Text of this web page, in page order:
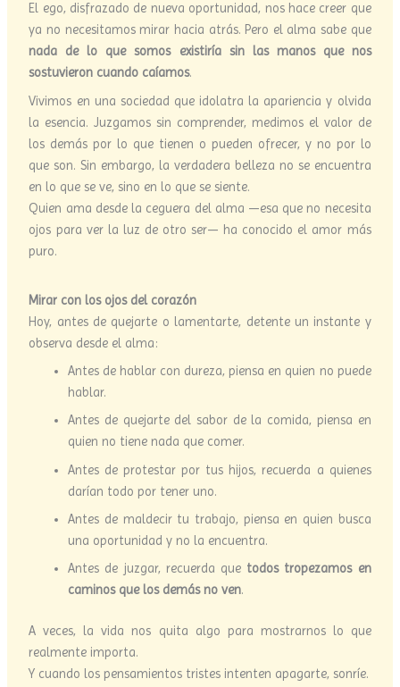
El ego, disfrazado de nueva oportunidad, nos hace creer que
ya no necesitamos mirar hacia atrás. Pero el alma sabe que
nada de lo que somos existiría sin las manos que nos
sostuvieron cuando caíamos.
Vivimos en una sociedad que idolatra la apariencia y olvida
la esencia. Juzgamos sin comprender, medimos el valor de
los demás por lo que tienen o pueden ofrecer, y no por lo
que son. Sin embargo, la verdadera belleza no se encuentra
en lo que se ve, sino en lo que se siente.
Quien ama desde la ceguera del alma —esa que no necesita
ojos para ver la luz de otro ser— ha conocido el amor más
puro.
Mirar con los ojos del corazón
Hoy, antes de quejarte o lamentarte, detente un instante y
observa desde el alma:
Antes de hablar con dureza, piensa en quien no puede
hablar.
Antes de quejarte del sabor de la comida, piensa en
quien no tiene nada que comer.
Antes de protestar por tus hijos, recuerda a quienes
darían todo por tener uno.
Antes de maldecir tu trabajo, piensa en quien busca
una oportunidad y no la encuentra.
Antes de juzgar, recuerda que todos tropezamos en
caminos que los demás no ven.
A veces, la vida nos quita algo para mostrarnos lo que
realmente importa.
Y cuando los pensamientos tristes intenten apagarte, sonríe.